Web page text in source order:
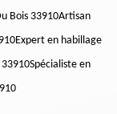
Bois 33910Artisan
Expert en habillage
Spécialiste en